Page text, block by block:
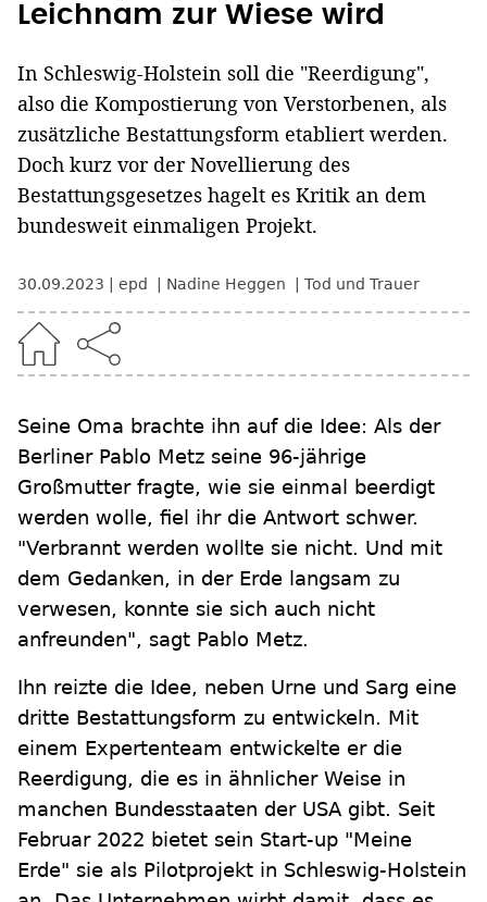
Leichnam zur Wiese wird
In Schleswig-Holstein soll die "Reerdigung",
also die Kompostierung von Verstorbenen, als
zusätzliche Bestattungsform etabliert werden.
Doch kurz vor der Novellierung des
Bestattungsgesetzes hagelt es Kritik an dem
bundesweit einmaligen Projekt.
30.09.2023 epd Nadine Heggen Tod und Trauer
Seine Oma brachte ihn auf die Idee: Als der
Berliner Pablo Metz seine 96-jährige
Großmutter fragte, wie sie einmal beerdigt
werden wolle, fiel ihr die Antwort schwer.
"Verbrannt werden wollte sie nicht. Und mit
dem Gedanken, in der Erde langsam zu
verwesen, konnte sie sich auch nicht
anfreunden", sagt Pablo Metz.
Ihn reizte die Idee, neben Urne und Sarg eine
dritte Bestattungsform zu entwickeln. Mit
einem Expertenteam entwickelte er die
Reerdigung, die es in ähnlicher Weise in
manchen Bundesstaaten der USA gibt. Seit
Februar 2022 bietet sein Start-up "Meine
Erde" sie als Pilotprojekt in Schleswig-Holstein